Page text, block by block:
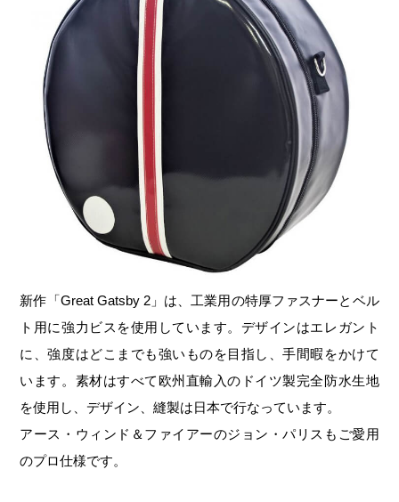
新作「Great Gatsby 2」は、工業用の特厚ファスナーとベル
ト用に強力ビスを使用しています。デザインはエレガント
に、強度はどこまでも強いものを目指し、手間暇をかけて
います。素材はすべて欧州直輸入のドイツ製完全防水生地
を使用し、デザイン、縫製は日本で行なっています。
アース・ウィンド＆ファイアーのジョン・パリスもご愛用
のプロ仕様です。